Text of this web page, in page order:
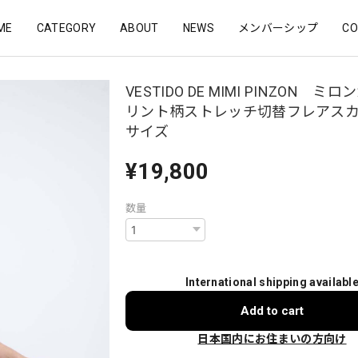
CATEGORY ABOUT NEWS メンバーシップ
VESTIDO DE MIMI PINZON ミロ
リント柄ストレッチ切替フレアス
サイズ
¥19,800
数量
International shipping
Add to cart
日本国内にお住まいの方向け